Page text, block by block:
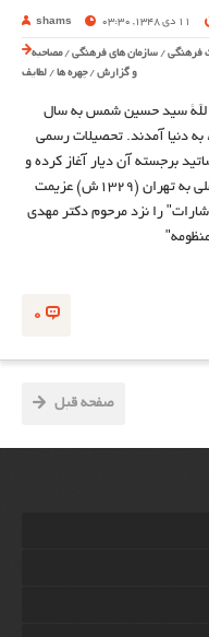
shams 11 دی 1348, 03:30
فرهنگی / سازمان های فرهنگی /مصاحبه
و گزارش /چهره ها / لطایف
سيد حسين شمس به سال
به دنيا آمدند. تحصيلات رسمي
برجسته آن ديار آغاز كرده و
براي تكميل علوم عقلي به تهران (1329ش) عزیمت
را نزد مرحوم دكتر مهدي
0
صفحه قبل